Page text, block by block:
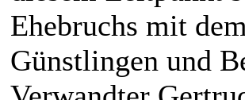
Ehebruchs mit
Günstlingen und